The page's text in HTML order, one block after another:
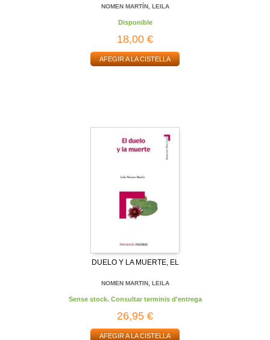
NOMEN MARTÍN, LEILA
Disponible
18,00 €
AFEGIR A LA CISTELLA
DUELO Y LA MUERTE, EL
NOMEN MARTIN, LEILA
Sense stock. Consultar terminis d'entrega
26,95 €
AFEGIR A LA CISTELLA